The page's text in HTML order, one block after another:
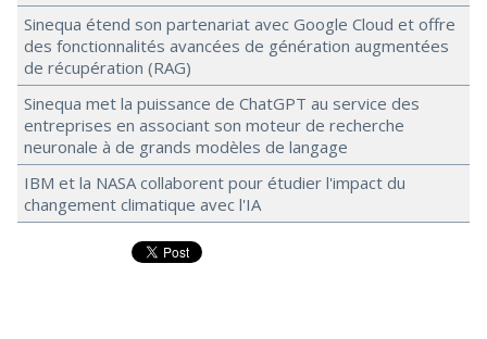
Sinequa étend son partenariat avec Google Cloud et offre
des fonctionnalités avancées de génération augmentées
de récupération (RAG)
Sinequa met la puissance de ChatGPT au service des
entreprises en associant son moteur de recherche
neuronale à de grands modèles de langage
IBM et la NASA collaborent pour étudier l'impact du
changement climatique avec l'IA